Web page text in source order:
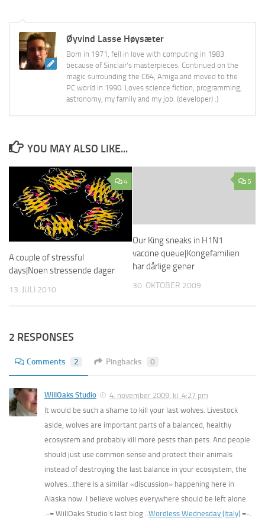
Øyvind Lasse Høysæter
Born in 1971, fell in love with computing in 1983
because of Sinclair's masterpieces. Continued on the
magic surrounding the C64, Amiga and moved to the
PC world in 1990. Loves science fiction, programming,
astronomy, my family and my job. (developer) :)
YOU MAY ALSO LIKE...
4
A couple of stressful
days|Noen stressende dager
13. JULI 2010
5
Our King sneaks in H1N1
vaccine queue|Kongefamilien
har dårlige gener
30. OKTOBER 2009
2 RESPONSES
Comments 2 Pingbacks 0
WillOaks Studio
4. november 2009, kl. 4:27 pm
It would be such a shame to kill your last wolves. Livestock
aside, wolves are important parts of a balanced, healthy
ecosystem and probably kill more pests than pets. And people
should just use common sense and protect their animals
instead of destroying the last balance in your ecosystem, the
wolves…there is a similar «discussion» happening here in
Alaska now. I believe wolves everywhere should be left alone.
.-= WillOaks Studio´s last blog ..Wordless Wednesday (Italy) =-.